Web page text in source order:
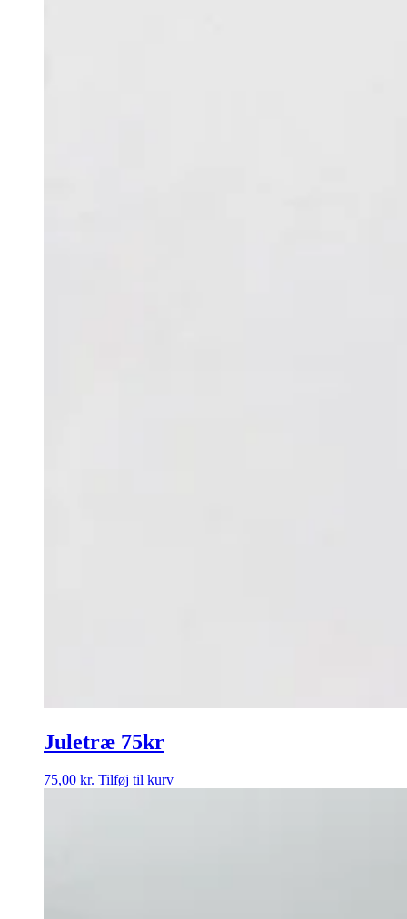
Juletræ 75kr
75,00 kr. Tilføj til kurv